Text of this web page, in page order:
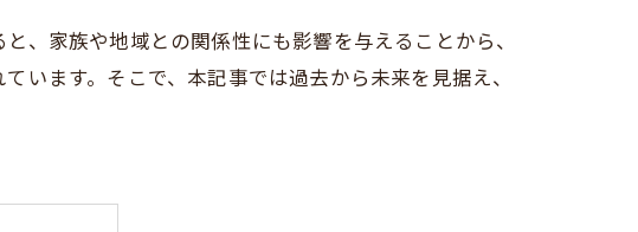
、家族や地域との関係性にも影響を与えることから、
います。そこで、本記事では過去から未来を見据え、